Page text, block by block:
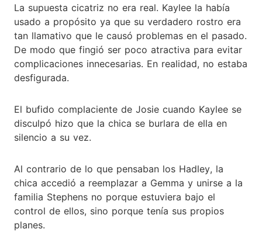
La supuesta cicatriz no era real. Kaylee la había
usado a propósito ya que su verdadero rostro era
tan llamativo que le causó problemas en el pasado.
De modo que fingió ser poco atractiva para evitar
complicaciones innecesarias. En realidad, no estaba
desfigurada.
El bufido complaciente de Josie cuando Kaylee se
disculpó hizo que la chica se burlara de ella en
silencio a su vez.
Al contrario de lo que pensaban los Hadley, la
chica accedió a reemplazar a Gemma y unirse a la
familia Stephens no porque estuviera bajo el
control de ellos, sino porque tenía sus propios
planes.